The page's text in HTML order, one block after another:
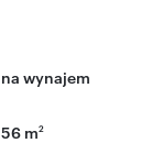
na wynajem
56 m2